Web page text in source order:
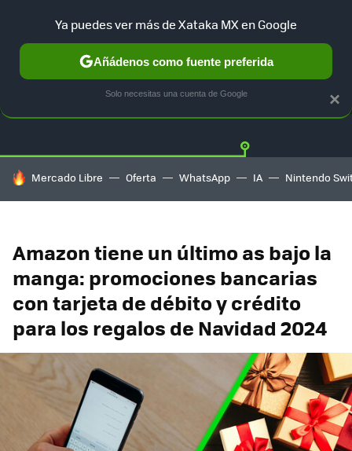
GUÍA DE COMPRAS MERCADO LIBRE
HOY SE HABLA DE
Mercado Libre Oferta WhatsApp IA Nintendo
Amazon tiene un último as bajo la
manga: promociones bancarias
con tarjeta de débito y crédito
para los regalos de Navidad 2024
×
Ya puedes ver más de Xataka MX en Google
Añádenos como fuente preferida
Solo necesitas una cuenta de Google